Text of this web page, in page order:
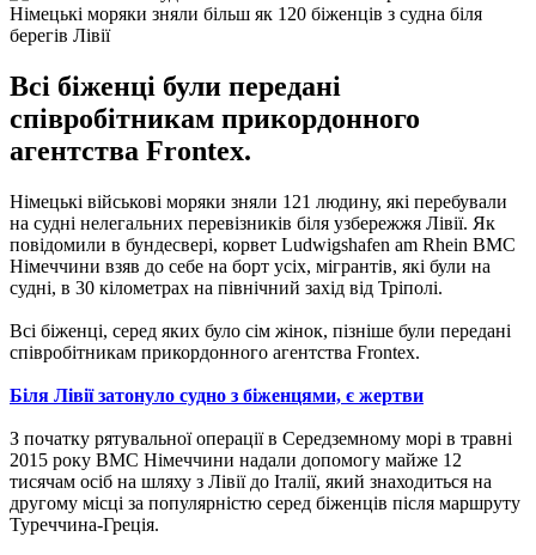
Німецькі моряки зняли більш як 120 біженців з судна біля
берегів Лівії
Всі біженці були передані
співробітникам прикордонного
агентства Frontex.
Німецькі військові моряки зняли 121 людину, які перебували
на судні нелегальних перевізників біля узбережжя Лівії. Як
повідомили в бундесвері, корвет Ludwigshafen am Rhein ВМС
Німеччини взяв до себе на борт усіх, мігрантів, які були на
судні, в 30 кілометрах на північний захід від Тріполі.
Всі біженці, серед яких було сім жінок, пізніше були передані
співробітникам прикордонного агентства Frontex.
Біля Лівії затонуло судно з біженцями, є жертви
З початку рятувальної операції в Середземному морі в травні
2015 року ВМС Німеччини надали допомогу майже 12
тисячам осіб на шляху з Лівії до Італії, який знаходиться на
другому місці за популярністю серед біженців після маршруту
Туреччина-Греція.